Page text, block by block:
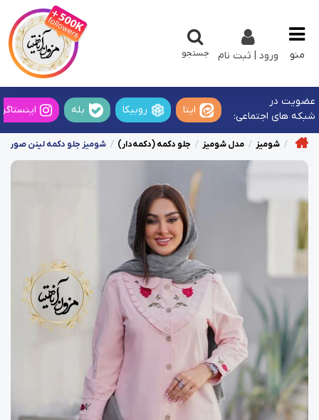
منو ورود | ثبت نام جستجو
عضویت در
شبکه های اجتماعی:
ایتا روبیکا بله
شومیز مدل شومیز جلو دکمه (دکمه‌دار) شومیز جلو دکمه لینن